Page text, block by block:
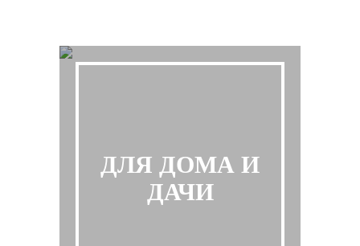
ДЛЯ ДОМА И
ДАЧИ